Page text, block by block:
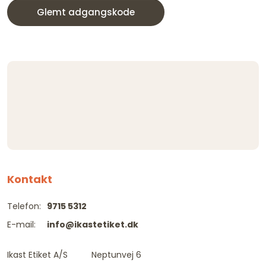
Glemt adgangskode
Kontakt
Telefon:
E-mail:
9715 5312
info@ikastetiket.dk
Ikast Etiket A/S
Neptunvej 6